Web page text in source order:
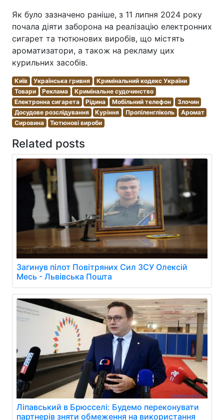
Як було зазначено раніше, з 11 липня 2024 року
почала діяти заборона на реалізацію електронних
сигарет та тютюнових виробів, що містять
ароматизатори, а також на рекламу цих
курильних засобів.
Київ Українська гривня
Кримінальний кодекс України
Товари
Реклама
Кримінальне судочинство
Електронна сигарета
Рідина Мобільний телефон
Злочин
Досудове розслідування
Куріння Пропіленгліколь
Аромат
Сировина
Тютюнові вироби
Related posts
Загинув пілот Повітряних Сил ЗСУ Олексій
Месь - Львівська Пошта
Ліпавський в Брюсселі: Будемо переконувати
партнерів зняти обмеження на використання